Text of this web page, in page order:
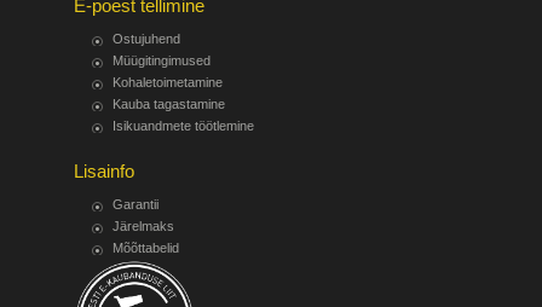
E-poest tellimine
Ostujuhend
Müügitingimused
Kohaletoimetamine
Kauba tagastamine
Isikuandmete töötlemine
Lisainfo
Garantii
Järelmaks
Mõõttabelid